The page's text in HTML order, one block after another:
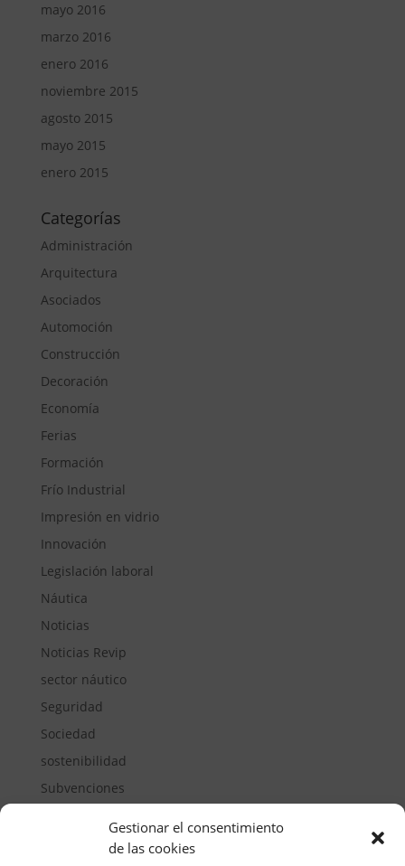
Gestionar el consentimiento
de las cookies
mayo 2016
marzo 2016
enero 2016
noviembre 2015
agosto 2015
mayo 2015
enero 2015
Categorías
Administración
Arquitectura
Asociados
Automoción
Construcción
Decoración
Economía
Ferias
Formación
Frío Industrial
Impresión en vidrio
Innovación
Legislación laboral
Náutica
Noticias
Noticias Revip
sector náutico
Seguridad
Sociedad
sostenibilidad
Subvenciones